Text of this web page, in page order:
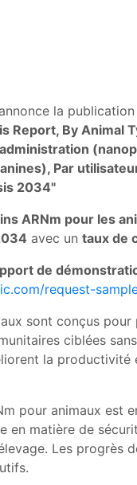
la
Report, By
Par
2034"
ARNm pour les
avec un taux de
de
request-
sont conçus
ciblées
la
pour animaux est
en matière de
Les progrès